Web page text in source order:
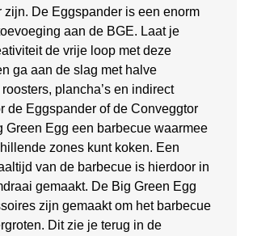
zijn. De Eggspander is een enorm
aan de BGE. Laat je
de vrije loop met deze
ga aan de slag met halve
plancha’s en indirect
de Eggspander of de Conveggtor
Green Egg een barbecue waarmee
zones kunt koken. Een
van de barbecue is hierdoor in
gemaakt. De Big Green Egg
zijn gemaakt om het barbecue
Dit zie je terug in de